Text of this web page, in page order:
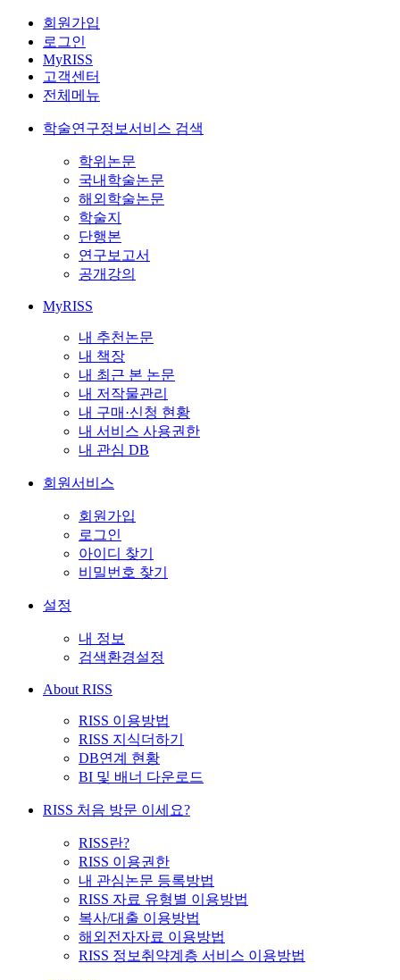
회원가입
로그인
MyRISS
고객센터
전체메뉴
학술연구정보서비스 검색
학위논문
국내학술논문
해외학술논문
학술지
단행본
연구보고서
공개강의
MyRISS
내 추천논문
내 책장
내 최근 본 논문
내 저작물관리
내 구매·신청 현황
내 서비스 사용권한
내 관심 DB
회원서비스
회원가입
로그인
아이디 찾기
비밀번호 찾기
설정
내 정보
검색환경설정
About RISS
RISS 이용방법
RISS 지식더하기
DB연계 현황
BI 및 배너 다운로드
RISS 처음 방문 이세요?
RISS란?
RISS 이용권한
내 관심논문 등록방법
RISS 자료 유형별 이용방법
복사/대출 이용방법
해외전자자료 이용방법
RISS 정보취약계층 서비스 이용방법